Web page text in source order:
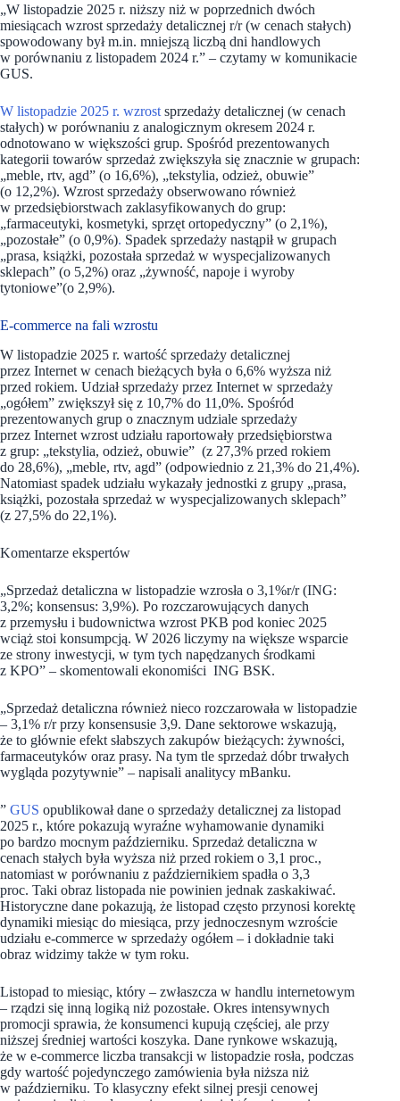
„W listopadzie 2025 r. niższy niż w poprzednich dwóch
miesiącach wzrost sprzedaży detalicznej r/r (w cenach stałych)
spowodowany był m.in. mniejszą liczbą dni handlowych
w porównaniu z listopadem 2024 r.” – czytamy w komunikacie
GUS.
W listopadzie 2025 r. wzrost sprzedaży detalicznej (w cenach
stałych) w porównaniu z analogicznym okresem 2024 r.
odnotowano w większości grup. Spośród prezentowanych
kategorii towarów sprzedaż zwiększyła się znacznie w grupach:
„meble, rtv, agd” (o 16,6%), „tekstylia, odzież, obuwie”
(o 12,2%). Wzrost sprzedaży obserwowano również
w przedsiębiorstwach zaklasyfikowanych do grup:
„farmaceutyki, kosmetyki, sprzęt ortopedyczny” (o 2,1%),
„pozostałe” (o 0,9%). Spadek sprzedaży nastąpił w grupach
„prasa, książki, pozostała sprzedaż w wyspecjalizowanych
sklepach” (o 5,2%) oraz „żywność, napoje i wyroby
tytoniowe”(o 2,9%).
E-commerce na fali wzrostu
W listopadzie 2025 r. wartość sprzedaży detalicznej
przez Internet w cenach bieżących była o 6,6% wyższa niż
przed rokiem. Udział sprzedaży przez Internet w sprzedaży
„ogółem” zwiększył się z 10,7% do 11,0%. Spośród
prezentowanych grup o znacznym udziale sprzedaży
przez Internet wzrost udziału raportowały przedsiębiorstwa
z grup: „tekstylia, odzież, obuwie” (z 27,3% przed rokiem
do 28,6%), „meble, rtv, agd” (odpowiednio z 21,3% do 21,4%).
Natomiast spadek udziału wykazały jednostki z grupy „prasa,
książki, pozostała sprzedaż w wyspecjalizowanych sklepach”
(z 27,5% do 22,1%).
Komentarze ekspertów
„Sprzedaż detaliczna w listopadzie wzrosła o 3,1%r/r (ING:
3,2%; konsensus: 3,9%). Po rozczarowujących danych
z przemysłu i budownictwa wzrost PKB pod koniec 2025
wciąż stoi konsumpcją. W 2026 liczymy na większe wsparcie
ze strony inwestycji, w tym tych napędzanych środkami
z KPO” – skomentowali ekonomiści ING BSK.
„Sprzedaż detaliczna również nieco rozczarowała w listopadzie
– 3,1% r/r przy konsensusie 3,9. Dane sektorowe wskazują,
że to głównie efekt słabszych zakupów bieżących: żywności,
farmaceutyków oraz prasy. Na tym tle sprzedaż dóbr trwałych
wygląda pozytywnie” – napisali analitycy mBanku.
” GUS opublikował dane o sprzedaży detalicznej za listopad
2025 r., które pokazują wyraźne wyhamowanie dynamiki
po bardzo mocnym październiku. Sprzedaż detaliczna w
cenach stałych była wyższa niż przed rokiem o 3,1 proc.,
natomiast w porównaniu z październikiem spadła o 3,3
proc. Taki obraz listopada nie powinien jednak zaskakiwać.
Historyczne dane pokazują, że listopad często przynosi korektę
dynamiki miesiąc do miesiąca, przy jednoczesnym wzroście
udziału e-commerce w sprzedaży ogółem – i dokładnie taki
obraz widzimy także w tym roku.
Listopad to miesiąc, który – zwłaszcza w handlu internetowym
– rządzi się inną logiką niż pozostałe. Okres intensywnych
promocji sprawia, że konsumenci kupują częściej, ale przy
niższej średniej wartości koszyka. Dane rynkowe wskazują,
że w e-commerce liczba transakcji w listopadzie rosła, podczas
gdy wartość pojedynczego zamówienia była niższa niż
w październiku. To klasyczny efekt silnej presji cenowej